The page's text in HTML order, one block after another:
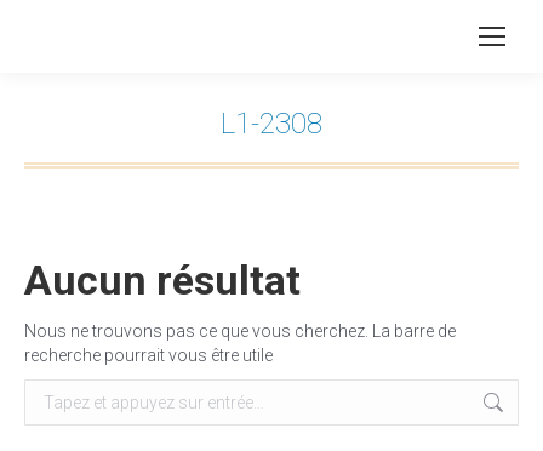
L1-2308
Aucun résultat
Nous ne trouvons pas ce que vous cherchez. La barre de
recherche pourrait vous être utile
Recherche